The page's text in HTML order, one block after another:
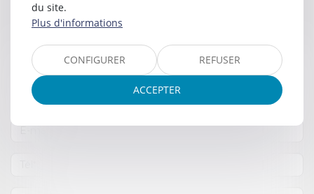
du site.
Plus d'informations
CONFIGURER REFUSER
ACCEPTER